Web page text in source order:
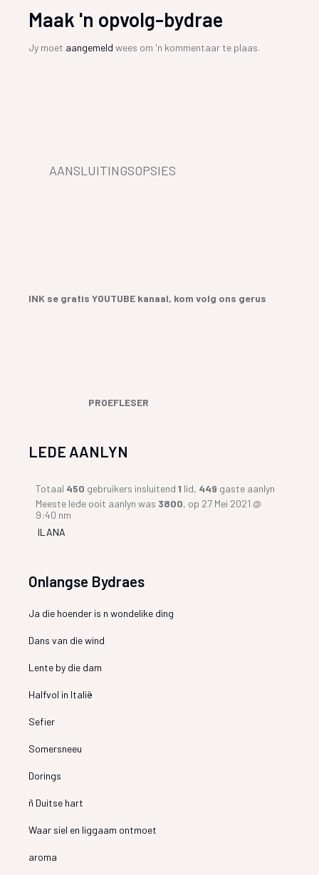
Maak 'n opvolg-bydrae
Jy moet aangemeld wees om 'n kommentaar te plaas.
AANSLUITINGSOPSIES
INK se gratis YOUTUBE kanaal, kom volg ons gerus
PROEFLESER
LEDE AANLYN
Totaal 450 gebruikers insluitend1 lid, 449 gaste aanlyn
Meeste lede ooit aanlyn was 3800, op 27 Mei 2021 @
9:40 nm
ILANA
Onlangse Bydraes
Ja die hoender is n wondelike ding
Dans van die wind
Lente by die dam
Halfvol in Italië
Sefier
Somersneeu
Dorings
ñ Duitse hart
Waar siel en liggaam ontmoet
aroma